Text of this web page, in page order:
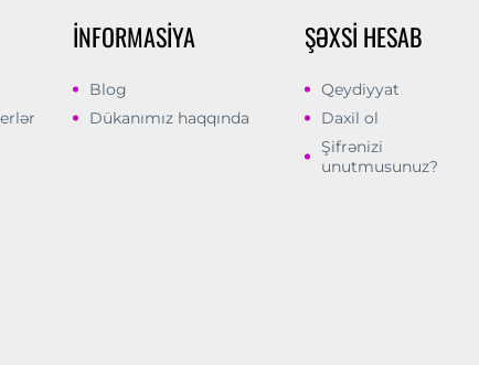
İNFORMASIYA
Blog
Dükanımız haqqında
ŞƏXSI HESAB
Qeydiyyat
Daxil ol
Şifrənizi
unutmusunuz?